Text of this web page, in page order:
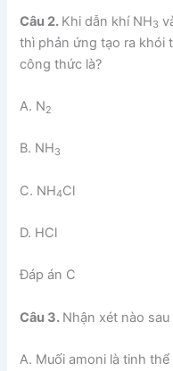
Câu 2. Khi dẫn khí NH3
thì phản ứng tạo ra khói
công thức là?
A. N2
B. NH3
C. NH4Cl
D. HCl
Đáp án C
Câu 3. Nhận xét nào
A. Muối amoni là tinh